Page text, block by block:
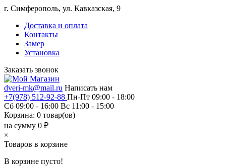
г. Симферополь, ул. Кавказская, 9
Доставка и оплата
Контакты
Замер
Установка
Заказать звонок
dveri-mk@mail.ru Написать нам
+7(978) 512-92-88 Пн-Пт 09:00 - 18:00
Сб 09:00 - 16:00 Вс 11:00 - 15:00
Корзина: 0 товар(ов)
на сумму 0 ₽
×
Товаров в корзине
В корзине пусто!